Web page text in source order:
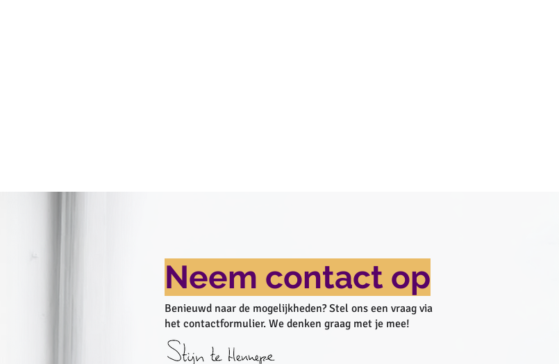
Neem contact op
Benieuwd naar de mogelijkheden? Stel ons een vraag via
het contactformulier. We denken graag met je mee!​